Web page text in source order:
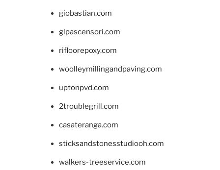
giobastian.com
glpascensori.com
rifloorepoxy.com
woolleymillingandpaving.com
uptonpvd.com
2troublegrill.com
casateranga.com
sticksandstonesstudiooh.com
walkers-treeservice.com